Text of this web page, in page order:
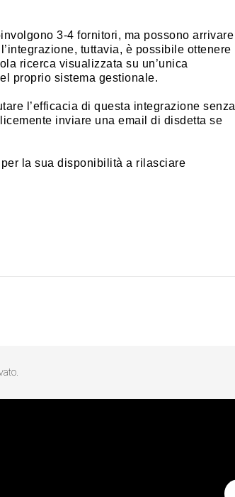
3-4 fornitori, ma possono arrivare
tuttavia, è possibile ottenere
ricerca visualizzata su un’unica
proprio sistema gestionale.
l’efficacia di questa integrazione senza
inviare una email di disdetta se
la sua disponibilità a rilasciare